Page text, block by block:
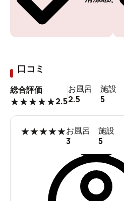
口コミ
総合評価
★★★★★2.5
お風呂
2.5
施設
5
★★★★★お風呂
3
施設
5